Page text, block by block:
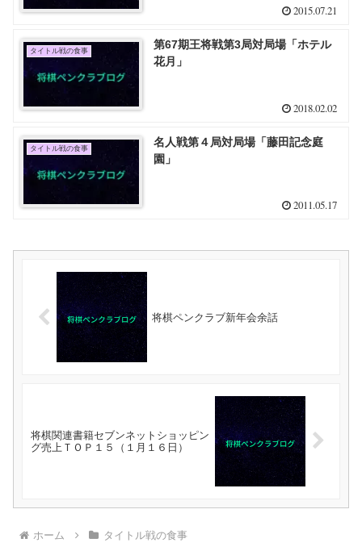
2015.07.21
タイトル戦の食事
第67期王将戦第3局対局場「ホテル
花月」
2018.02.02
タイトル戦の食事
名人戦第４局対局場「藤田記念庭
園」
2011.05.17
将棋ペンクラブ新年会余話
将棋関連書籍セブンネットショッピン
グ売上ＴＯＰ１５（１月１６日）
ホーム タイトル戦の食事